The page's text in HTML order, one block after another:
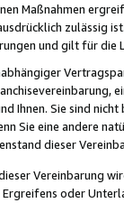
Maßnahmen
zulässig
und gilt für die
Ihnen. Sie sind
Sie eine andere
dieser
Vereinbarung
oder